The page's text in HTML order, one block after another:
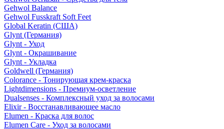
Gehwol Balance
Gehwol Fusskraft Soft Feet
Global Keratin (США)
Glynt (Германия)
Glynt - Уход
Glynt - Окрашивание
Glynt - Укладка
Goldwell (Германия)
Colorance - Тонирующая крем-краска
Lightdimensions - Премиум-осветление
Dualsenses - Комплексный уход за волосами
Elixir - Восстанавливающее масло
Elumen - Краска для волос
Elumen Care - Уход за волосами